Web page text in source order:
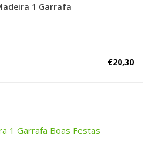
1 Garrafa
€20,30